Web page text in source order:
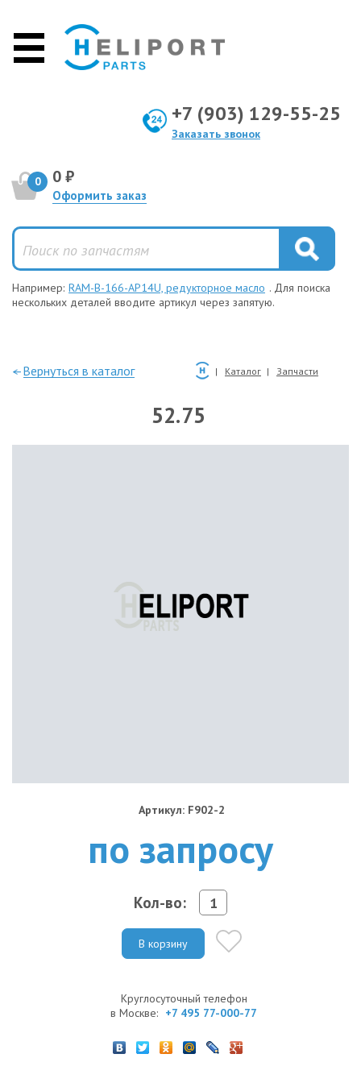
+7 (903) 129-55-25
Заказать звонок
0 0 ₽
Оформить заказ
Например: RAM-B-166-AP14U, редукторное масло . Для поиска
нескольких деталей вводите артикул через запятую.
—Вернуться в каталог Каталог Запчасти
52.75
Артикул: F902-2
по запросу
Кол-во:
В корзину
Круглосуточный телефон
в Москве: +7 495 77-000-77